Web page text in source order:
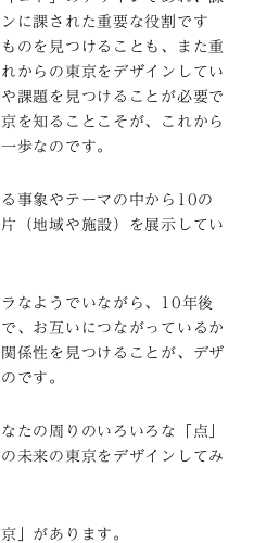
に課された重要な役割です
のを見つけることも、また重
からの東京をデザインしてい
課題を見つけることが必要で
を知ることこそが、これから
歩なのです。
事象やテーマの中から10の
（地域や施設）を展示してい
なようでいながら、10年後
、お互いにつながっているか
係性を見つけることが、デザ
です。
たの周りのいろいろな「点」
未来の東京をデザインしてみ
」があります。